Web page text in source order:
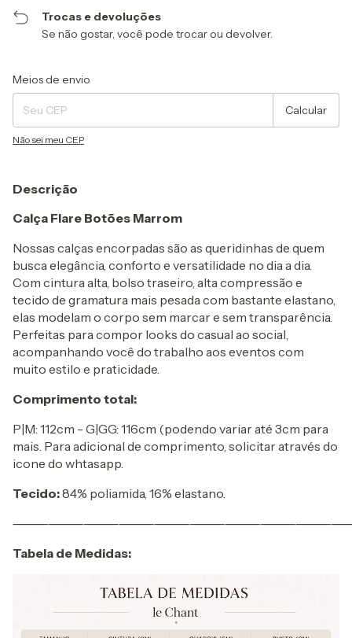
Trocas e devoluções
Se não gostar, você pode trocar ou devolver.
Entregas para o CEP:
Meios de envio
Calcular
Não sei meu CEP
Descrição
Calça Flare Botões Marrom
Nossas calças encorpadas são as queridinhas de quem
busca elegância, conforto e versatilidade no dia a dia.
Com cintura alta, bolso traseiro, alta compressão e
tecido de gramatura mais pesada com bastante elastano,
elas modelam o corpo sem marcar e sem transparência.
Perfeitas para compor looks do casual ao social,
acompanhando você do trabalho aos eventos com
muito estilo e praticidade.
Comprimento total:
P|M: 112cm - G|GG: 116cm (podendo variar até 3cm para
mais. Para adicional de comprimento, solicitar através do
icone do whtasapp.
Tecido:84% poliamida, 16% elastano.
Tabela de Medidas: